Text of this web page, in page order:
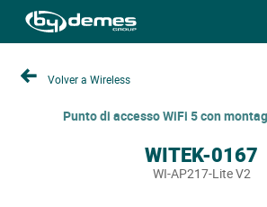
Volver a Wireless
Punto di accesso WiFi 5 con
WITEK-0167
WI-AP217-Lite V2